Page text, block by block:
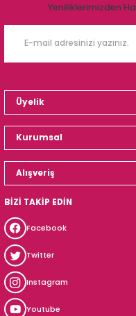
Yeniliklerimizden
Üyelik
Kurumsal
Alışveriş
BİZİ TAKİP EDİN
Facebook
Twitter
Instagram
Youtube